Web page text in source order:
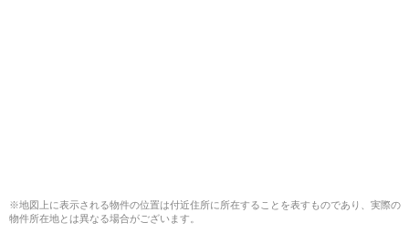
※地図上に表示される物件の位置は付近住所に所在することを表すものであり、実際の
物件所在地とは異なる場合がございます。